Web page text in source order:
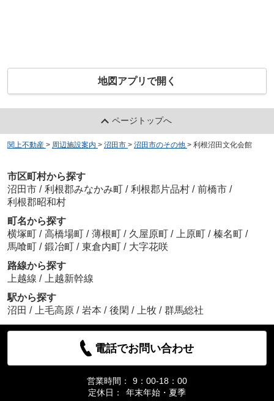
地図アプリで開く
ページトップへ
関上不動産 > 周辺施設案内 > 沼田市 > 沼田市のその他 > 利根沼田文化会館
市区町村から探す
沼田市 / 利根郡みなかみ町 / 利根郡片品村 / 前橋市 /
利根郡昭和村
町名から探す
横塚町 / 高橋場町 / 薄根町 / 久屋原町 / 上原町 / 榛名町 /
馬喰町 / 鍛冶町 / 東倉内町 / 大字花咲
路線から探す
上越線 /
上越新幹線
駅から探す
沼田 / 上毛高原 / 岩本 / 後閑 / 上牧 / 群馬総社
電話でお問い合わせ
営業時間：
9：00-18：00
定休日：
年末年始・夏季